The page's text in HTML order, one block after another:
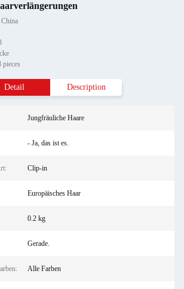
pieces
Detail Description
Jungfräuliche Haare
- Ja, das ist es.
Clip-in
Europäisches Haar
0.2 kg
Gerade.
Alle Farben